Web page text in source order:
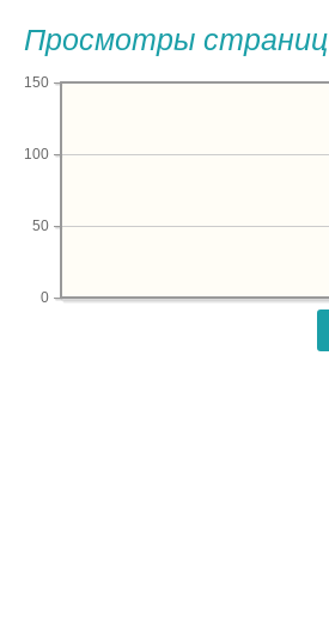
Просмотры страниц
0
50
100
150